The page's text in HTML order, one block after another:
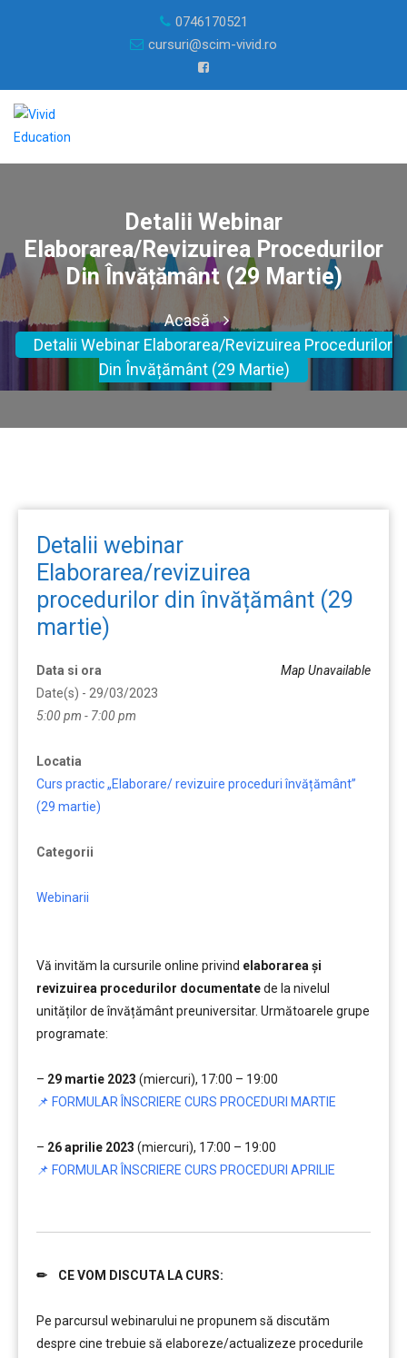
0746170521
cursuri@scim-vivid.ro
Detalii Webinar
Elaborarea/revizuirea Procedurilor
Din Învățământ (29 Martie)
Acasă
Detalii Webinar Elaborarea/revizuirea Procedurilor
Din Învățământ (29 Martie)
Detalii webinar
Elaborarea/revizuirea
procedurilor din învățământ (29
martie)
Map Unavailable
Data si ora
Date(s) - 29/03/2023
5:00 pm - 7:00 pm
Locatia
Curs practic „Elaborare/ revizuire proceduri învățământ”
(29 martie)
Categorii
Webinarii
Vă invităm la cursurile online privind elaborarea și
revizuirea procedurilor documentatede la nivelul
unităților de învățământ preuniversitar. Următoarele grupe
programate:
– 29 martie 2023 (miercuri), 17:00 – 19:00
📌 FORMULAR ÎNSCRIERE CURS PROCEDURI MARTIE
– 26 aprilie 2023 (miercuri), 17:00 – 19:00
📌 FORMULAR ÎNSCRIERE CURS PROCEDURI APRILIE
✏ CE VOM DISCUTA LA CURS:
Pe parcursul webinarului ne propunem să discutăm
despre cine trebuie să elaboreze/actualizeze procedurile